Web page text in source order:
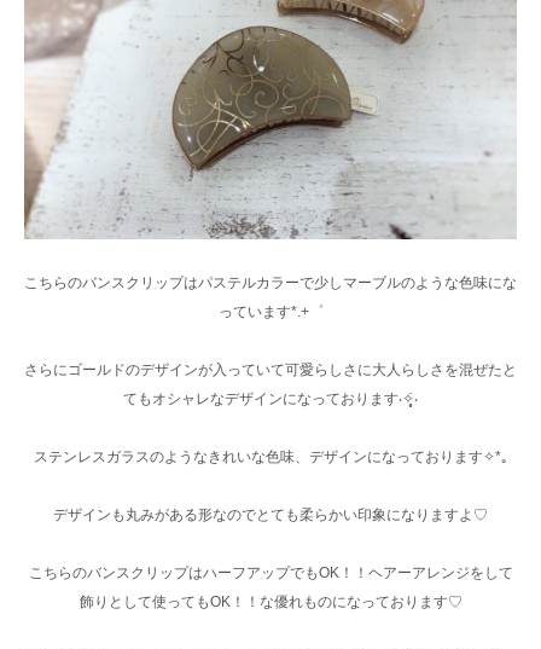
こちらのバンスクリップはパステルカラーで少しマーブルのような色味にな
っています*.+゜
さらにゴールドのデザインが入っていて可愛らしさに大人らしさを混ぜたと
てもオシャレなデザインになっております‧✧̣̥̇‧
ステンレスガラスのようなきれいな色味、デザインになっております✧*｡
デザインも丸みがある形なのでとても柔らかい印象になりますよ♡
こちらのバンスクリップはハーフアップでもOK！！ヘアーアレンジをして
飾りとして使ってもOK！！な優れものになっております♡